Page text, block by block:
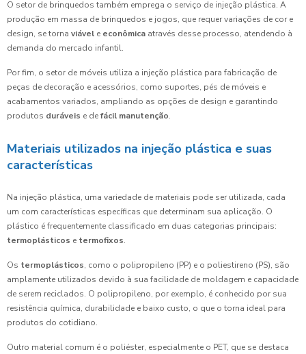
O setor de brinquedos também emprega o serviço de injeção plástica. A
produção em massa de brinquedos e jogos, que requer variações de cor e
design, se torna viável e econômica através desse processo, atendendo à
demanda do mercado infantil.
Por fim, o setor de móveis utiliza a injeção plástica para fabricação de
peças de decoração e acessórios, como suportes, pés de móveis e
acabamentos variados, ampliando as opções de design e garantindo
produtos duráveis e defácil manutenção.
Materiais utilizados na injeção plástica e suas
características
Na injeção plástica, uma variedade de materiais pode ser utilizada, cada
um com características específicas que determinam sua aplicação. O
plástico é frequentemente classificado em duas categorias principais:
termoplásticos e termofixos.
Os termoplásticos, como o polipropileno (PP) e o poliestireno (PS), são
amplamente utilizados devido à sua facilidade de moldagem e capacidade
de serem reciclados. O polipropileno, por exemplo, é conhecido por sua
resistência química, durabilidade e baixo custo, o que o torna ideal para
produtos do cotidiano.
Outro material comum é o poliéster, especialmente o PET, que se destaca